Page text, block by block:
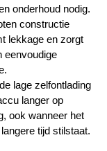
onderhoud nodig.
constructie
lekkage en zorgt
eenvoudige
lage zelfontlading
langer op
ook wanneer het
tijd stilstaat.